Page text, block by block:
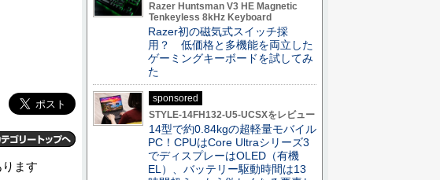
ます
Razer Huntsman V3 HE Magnetic
Tenkeyless 8kHz Keyboard
Razer初の磁気式スイッチ採
用？ 低価格と多機能を両立した
ゲーミングキーボードを試してみ
た
sponsored
STYLE-14FH132-U5-UCSXをレビュー
14型で約0.84kgの超軽量モバイル
PC！CPUはCore Ultraシリーズ3
でディスプレーはOLED（有機
EL）、バッテリー駆動時間は13